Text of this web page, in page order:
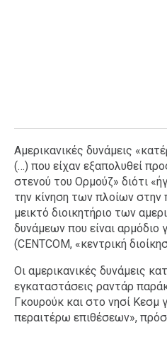
Αμερικανικές δυνάμεις
(…) που είχαν εξαπολυθεί
στενού του Ορμούζ» διότι
την κίνηση των πλοίων στην
μεικτό διοικητήριο των
δυνάμεων που είναι αρμόδιο
(CENTCOM, «κεντρική
Οι αμερικανικές δυνάμεις
εγκαταστάσεις ραντάρ
Γκουρούκ και στο νησί Κεσμ
περαιτέρω επιθέσεων»,